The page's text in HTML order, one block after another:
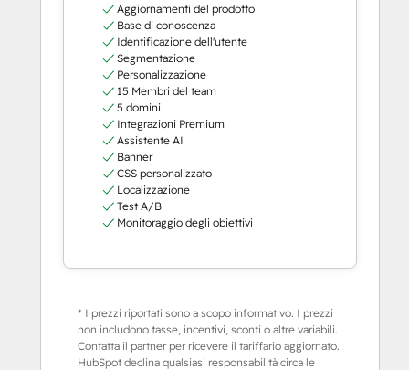
Aggiornamenti del prodotto
Base di conoscenza
Identificazione dell'utente
Segmentazione
Personalizzazione
15 Membri del team
5 domini
Integrazioni Premium
Assistente AI
Banner
CSS personalizzato
Localizzazione
Test A/B
Monitoraggio degli obiettivi
* I prezzi riportati sono a scopo informativo. I prezzi
non includono tasse, incentivi, sconti o altre variabili.
Contatta il partner per ricevere il tariffario aggiornato.
HubSpot declina qualsiasi responsabilità circa le